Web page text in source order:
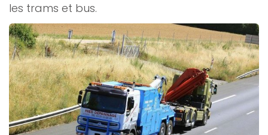
les trams et bus.